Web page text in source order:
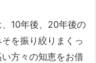
10年後、20年後の
を振り絞りまくっ
方々の知恵をお借